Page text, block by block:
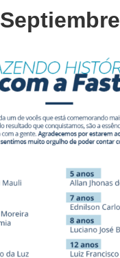
Septiembre